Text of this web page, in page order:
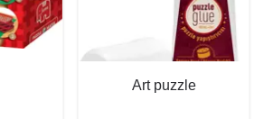
Art puzzle